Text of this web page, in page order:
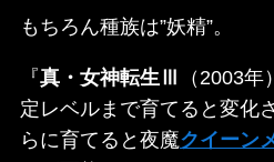
もちろん種族は”妖精”。
『真・女神転生Ⅲ （2003年
定レベルまで育てると変化
らに育てると夜魔クイーン